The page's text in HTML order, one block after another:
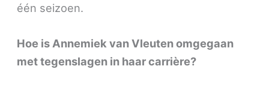
één seizoen.
Hoe is Annemiek van Vleuten omgegaan
met tegenslagen in haar carrière?